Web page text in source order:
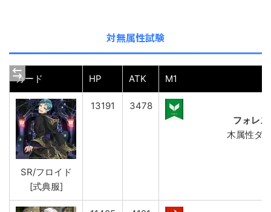
対無属性試験
カード HP ATK M1
SR/フロイド
[式典服]
13191
3478
フォレ
木属性ダ